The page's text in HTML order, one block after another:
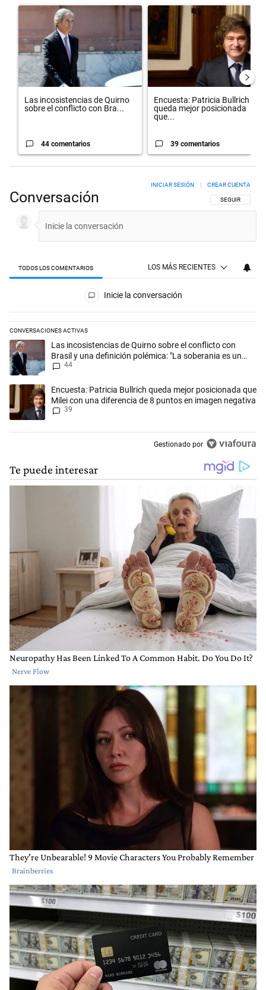
Un artículo de tendencia con el título "Las incosistencias de
Las incosistencias de Quirno
sobre el conflicto con Bra...
44 comentarios
Un artículo de tendencia con el
Encuesta: Patricia Bullrich
queda mejor posicionada
que...
39 comentarios
Conversación SIGA ESTA
SEGUIR
INICIAR SESIÓN CREAR CUENTA
TODOS LOS COMENTARIOS LOS MÁS RECIENTES
Todos los comentarios
Inicie la conversación
CONVERSACIONES ACTIVAS
Este listado muestra los artículos con más comentarios en los
Un artículo de tendencia con el título "Las incosistencias de Quirno
Las incosistencias de Quirno sobre el conflicto con
Brasil y una definición polémica: "La soberania es un
concepto antiguo"
44
Un artículo de tendencia con el título "Encuesta: Patricia Bullrich
Encuesta: Patricia Bullrich queda mejor posicionada que
Milei con una diferencia de 8 puntos en imagen negativa
39
Gestionado por